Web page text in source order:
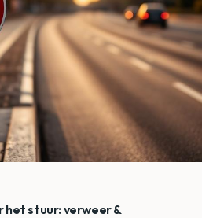
stuur: verweer &